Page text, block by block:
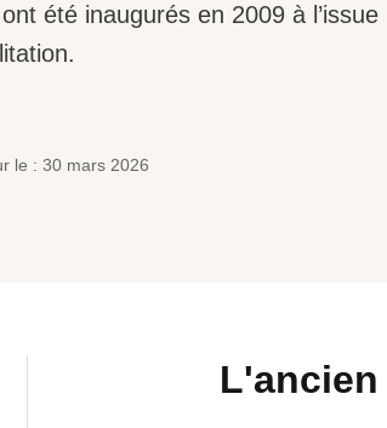
été inaugurés en 2009 à l’issue
le : 30 mars 2026